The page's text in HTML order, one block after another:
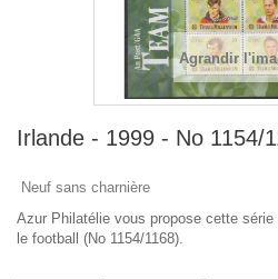
Agrandir
Irlande - 1999 - No 1154/
Neuf sans charnière
Azur Philatélie vous propose cette
le football (No 1154/1168).